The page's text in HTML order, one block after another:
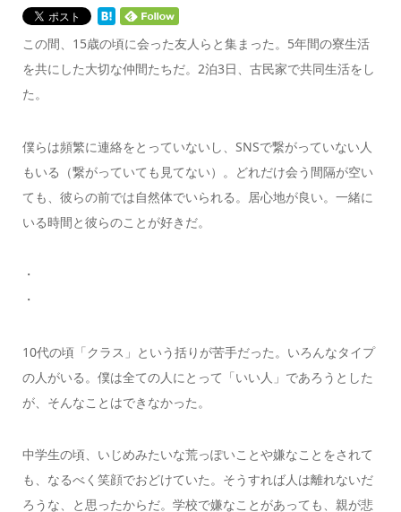
この間、15歳の頃に会った友人らと集まった。5年間の寮生活
を共にした大切な仲間たちだ。2泊3日、古民家で共同生活をし
た。
僕らは頻繁に連絡をとっていないし、SNSで繋がっていない人
もいる（繋がっていても見てない）。どれだけ会う間隔が空い
ても、彼らの前では自然体でいられる。居心地が良い。一緒に
いる時間と彼らのことが好きだ。
・
・
10代の頃「クラス」という括りが苦手だった。いろんなタイプ
の人がいる。僕は全ての人にとって「いい人」であろうとした
が、そんなことはできなかった。
中学生の頃、いじめみたいな荒っぽいことや嫌なことをされて
も、なるべく笑顔でおどけていた。そうすれば人は離れないだ
ろうな、と思ったからだ。学校で嫌なことがあっても、親が悲